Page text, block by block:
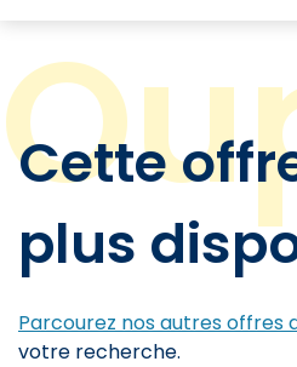
Cette
plus
Parcourez nos autres offres
votre recherche.